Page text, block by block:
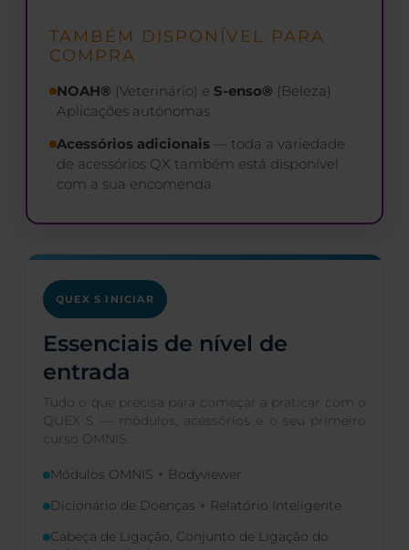
TAMBÉM DISPONÍVEL PARA
COMPRA
NOAH® (Veterinário) e S-enso® (Beleza)
Aplicações autónomas
Acessórios adicionais — toda a variedade
de acessórios QX também está disponível
com a sua encomenda
QUEX S INICIAR
Essenciais de nível de
entrada
Tudo o que precisa para começar a praticar com o
QUEX S — módulos, acessórios e o seu primeiro
curso OMNIS.
Módulos OMNIS + Bodyviewer
Dicionário de Doenças + Relatório Inteligente
Cabeça de Ligação, Conjunto de Ligação do